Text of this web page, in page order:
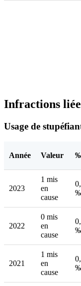
Infractions
Usage de
Année Valeur
2023
1 mis
en
cause
2022
0 mis
en
cause
2021
1 mis
en
cause